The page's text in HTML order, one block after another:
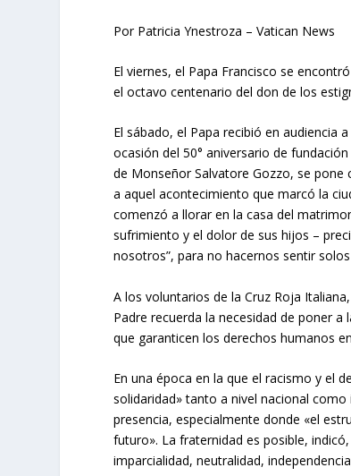
Por Patricia Ynestroza – Vatican News
El viernes, el Papa Francisco se
el octavo centenario del don de los
El sábado, el Papa recibió en audiencia
ocasión del 50° aniversario de
de Monseñor Salvatore Gozzo, se pone
a aquel acontecimiento que marcó la
comenzó a llorar en la casa del
sufrimiento y el dolor de sus hijos –
nosotros”, para no hacernos sentir
A los voluntarios de la Cruz Roja
Padre recuerda la necesidad de poner
que garanticen los derechos humanos
En una época en la que el racismo y el
solidaridad» tanto a nivel nacional
presencia, especialmente donde «el
futuro». La fraternidad es posible,
imparcialidad, neutralidad,